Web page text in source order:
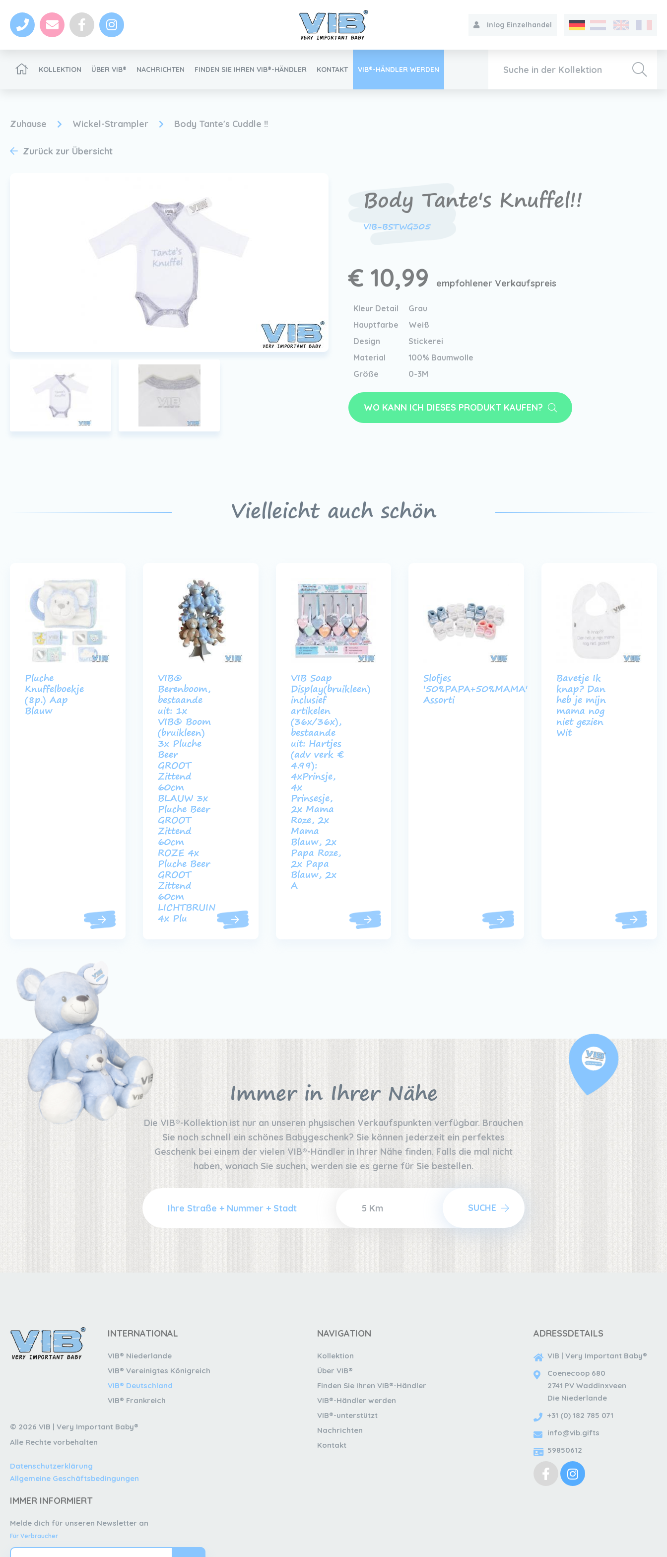
Inlog Einzelhandel
VIB®-Händler werden Inlog Einzelhandel
KOLLEKTION ÜBER VIB® NACHRICHTEN FINDEN SIE IHREN VIB®-HÄNDLER KONTAKT VIB®-HÄNDLER WERDEN
Zuhause Wickel-Strampler Body Tante's Cuddle !!
Zurück zur Übersicht
Body Tante's Knuffel!!
VIB-BSTWG305
€ 10,99 empfohlener Verkaufspreis
Kleur Detail
Grau
Hauptfarbe
Weiß
Design
Stickerei
Material
100% Baumwolle
Größe
0-3M
WO KANN ICH DIESES PRODUKT KAUFEN?
Vielleicht auch schön
Pluche
Knuffelboekje
(8p.) Aap
Blauw
VIB®
Berenboom,
bestaande
uit: 1x
VIB® Boom
(bruikleen)
3x Pluche
Beer
GROOT
Zittend
60cm
BLAUW 3x
Pluche Beer
GROOT
Zittend
60cm
ROZE 4x
Pluche Beer
GROOT
Zittend
60cm
LICHTBRUIN
4x Plu
VIB Soap
Display(bruikleen)
inclusief
artikelen
(36x/36x),
bestaande
uit: Hartjes
(adv verk €
4.99):
4xPrinsje,
4x
Prinsesje,
2x Mama
Roze, 2x
Mama
Blauw, 2x
Papa Roze,
2x Papa
Blauw, 2x
A
Slofjes
'50%PAPA+50%MAMA'
Assorti
Bavetje Ik
knap? Dan
heb je mijn
mama nog
niet gezien
Wit
Immer in Ihrer Nähe
Die VIB®-Kollektion ist nur an unseren physischen Verkaufspunkten verfügbar. Brauchen
Sie noch schnell ein schönes Babygeschenk? Sie können jederzeit ein perfektes
Geschenk bei einem der vielen VIB®-Händler in Ihrer Nähe finden. Falls die mal nicht
haben, wonach Sie suchen, werden sie es gerne für Sie bestellen.
SUCHE
INTERNATIONAL
VIB® Niederlande
VIB® Vereinigtes Königreich
VIB® Deutschland
VIB® Frankreich
© 2026 VIB | Very Important Baby®
Alle Rechte vorbehalten
Datenschutzerklärung
Allgemeine Geschäftsbedingungen
NAVIGATION
Kollektion
Über VIB®
Finden Sie Ihren VIB®-Händler
VIB®-Händler werden
VIB®-unterstützt
Nachrichten
Kontakt
ADRESSDETAILS
VIB | Very Important Baby®
Coenecoop 680
2741 PV Waddinxveen
Die Niederlande
+31 (0) 182 785 071
info@vib.gifts
59850612
IMMER INFORMIERT
Melde dich für unseren Newsletter an
Für Verbraucher